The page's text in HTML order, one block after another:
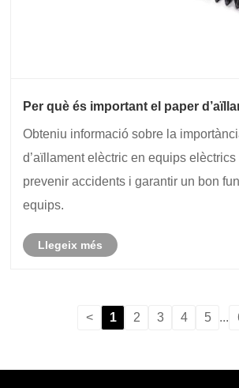
Per què és important el paper
Obteniu informació sobre la
d’aïllament elèctric en equips
prevenir accidents i garantir un bon
equips.
Llegeix més
< 1 2 3 4 5 ...